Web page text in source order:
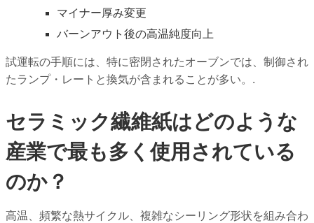
マイナー厚み変更
バーンアウト後の高温純度向上
試運転の手順には、特に密閉されたオーブンでは、制御され
たランプ・レートと換気が含まれることが多い。.
セラミック繊維紙はどのような
産業で最も多く使用されている
のか？
高温、頻繁な熱サイクル、複雑なシーリング形状を組み合わ